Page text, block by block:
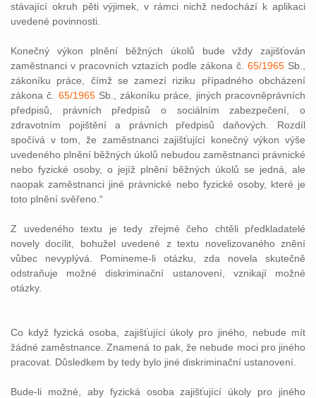
stávající okruh pěti výjimek, v rámci nichž nedochází k aplikaci
uvedené povinnosti.
Konečný výkon plnění běžných úkolů bude vždy zajišťován
zaměstnanci v pracovních vztazích podle zákona č. 65/1965 Sb.,
zákoníku práce, čímž se zamezí riziku případného obcházení
zákona č. 65/1965Sb., zákoníku práce, jiných pracovněprávních
předpisů, právních předpisů o sociálním zabezpečení, o
zdravotním pojištění a právních předpisů daňových. Rozdíl
spočívá v tom, že zaměstnanci zajišťující konečný výkon výše
uvedeného plnění běžných úkolů nebudou zaměstnanci právnické
nebo fyzické osoby, o jejíž plnění běžných úkolů se jedná, ale
naopak zaměstnanci jiné právnické nebo fyzické osoby, které je
toto plnění svěřeno.“
Z uvedeného textu je tedy zřejmé čeho chtěli předkladatelé
novely docílit, bohužel uvedené z textu novelizovaného znění
vůbec nevyplývá. Pomineme-li otázku, zda novela skutečně
odstraňuje možné diskriminační ustanovení, vznikají možné
otázky.
Co když fyzická osoba, zajišťující úkoly pro jiného, nebude mít
žádné zaměstnance. Znamená to pak, že nebude moci pro jiného
pracovat. Důsledkem by tedy bylo jiné diskriminační ustanovení.
Bude-li možné, aby fyzická osoba zajišťující úkoly pro jiného